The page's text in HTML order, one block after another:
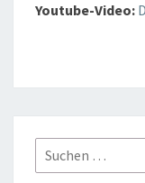
Youtube-Video:
Suchen
nach: